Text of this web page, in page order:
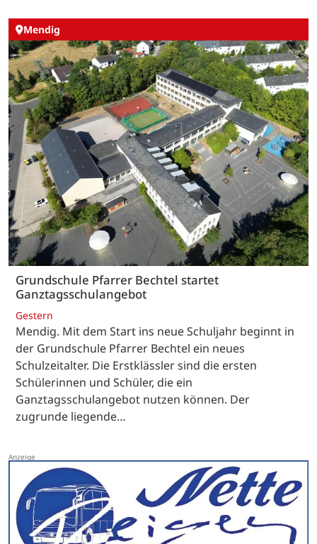
Mendig
Grundschule Pfarrer Bechtel startet
Ganztagsschulangebot
Gestern
Mendig. Mit dem Start ins neue Schuljahr beginnt in
der Grundschule Pfarrer Bechtel ein neues
Schulzeitalter. Die Erstklässler sind die ersten
Schülerinnen und Schüler, die ein
Ganztagsschulangebot nutzen können. Der
zugrunde liegende…